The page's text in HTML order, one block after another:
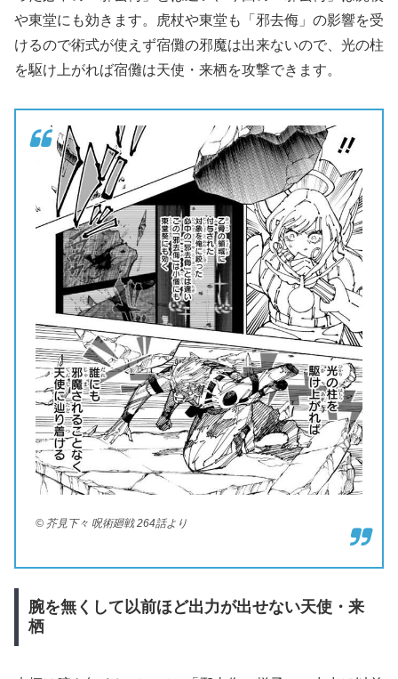
や東堂にも効きます。虎杖や東堂も「邪去侮」の影響を受
けるので術式が使えず宿儺の邪魔は出来ないので、光の柱
を駆け上がれば宿儺は天使・来栖を攻撃できます。
© 芥見下々 呪術廻戦 264話より
腕を無くして以前ほど出力が出せない天使・来
栖